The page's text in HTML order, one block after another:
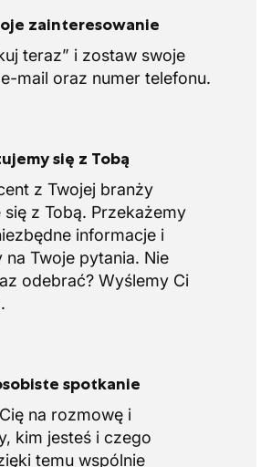
zainteresowanie
teraz” i zostaw swoje
mail oraz numer telefonu.
się z Tobą
z Twojej branży
z Tobą. Przekażemy
informacje i
Twoje pytania. Nie
odebrać? Wyślemy Ci
spotkanie
na rozmowę i
kim jesteś i czego
temu wspólnie